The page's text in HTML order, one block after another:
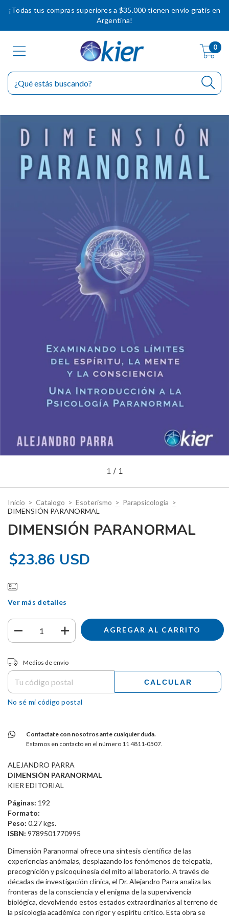
¡Todas tus compras superiores a $35.000 tienen envío gratis en
Argentina!
0
1 / 1
Inicio > Catalogo > Esoterismo > Parapsicologia >
DIMENSIÓN PARANORMAL
DIMENSIÓN PARANORMAL
$23.86 USD
Ver más detalles
Entregas para el CP:
Medios de envío
CALCULAR
No sé mi código postal
Contactate con nosotros ante cualquier duda.
Estamos en contacto en el número 11 4811-0507.
ALEJANDRO PARRA
DIMENSIÓN PARANORMAL
KIER EDITORIAL
Páginas: 192
Formato:
Peso: 0.27 kgs.
ISBN: 9789501770995
Dimensión Paranormal ofrece una síntesis científica de las
experiencias anómalas, desplazando los fenómenos de telepatía,
precognición y psicoquinesia del mito al laboratorio. A través de
décadas de investigación clínica, el Dr. Alejandro Parra analiza las
fronteras de la consciencia y el enigma de la supervivencia
biológica, devolviendo estos estados extraordinarios al terreno de
la psicología académica con rigor y espíritu crítico. Esta obra se